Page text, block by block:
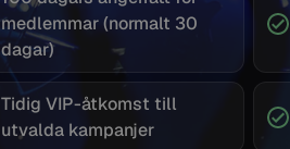
medlemmar (normalt 30
dagar)
Tidig VIP-åtkomst till
utvalda kampanjer